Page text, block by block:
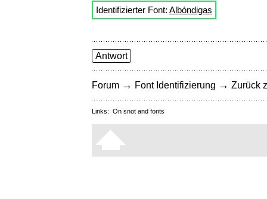
Identifizierter Font: Albóndigas
Antwort
Forum → Font Identifizierung → Zurück
Links: On snot and fonts